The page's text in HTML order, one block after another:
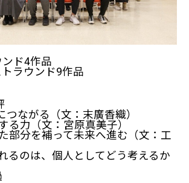
ド4作品
ラウンド9作品
ながる（文：末廣香織）
力（文：宮原真美子）
分を補って未来へ進む（文：工
のは、個人としてどう考えるか